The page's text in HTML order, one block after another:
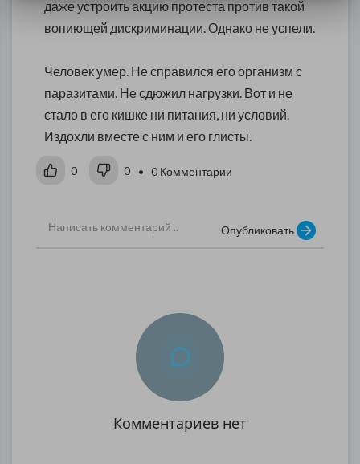
даже устроить акцию протеста против такой
вопиющей дискриминации. Однако не успели.
Человек умер. Не справился его организм с
паразитами. Не сдюжил нагрузки. Вот и не
стало в его кишке ни питания, ни условий.
Издохли вместе с ним и его глисты.
0 0 • 0 Комментарии
Опубликовать
Комментариев нет